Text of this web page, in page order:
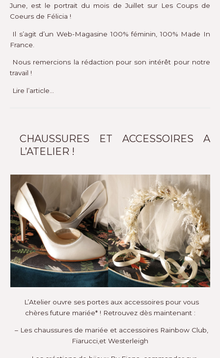
June, est le portrait du mois de Juillet sur Les Coups de
Coeurs de Félicia !
Il s’agit d’un Web-Magasine 100% féminin, 100% Made In
France.
Nous remercions la rédaction pour son intérêt pour notre
travail !
Lire l’article…
CHAUSSURES ET ACCESSOIRES A
L’ATELIER !
L’Atelier ouvre ses portes aux accessoires pour vous
chères future mariée* ! Retrouvez dès maintenant :
– Les chaussures de mariée et accessoires Rainbow Club,
Fiarucci,et Westerleigh